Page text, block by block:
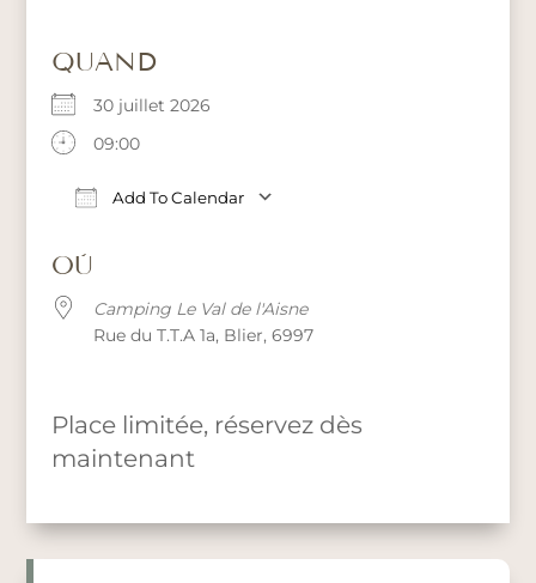
QUAND
30 juillet 2026
09:00
Add To Calendar
OÙ
Camping Le Val de l'Aisne
Rue du T.T.A 1a, Blier, 6997
Place limitée, réservez dès
maintenant